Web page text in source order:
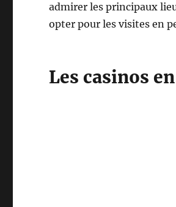
admirer les principaux
opter pour les visites en
Les casinos